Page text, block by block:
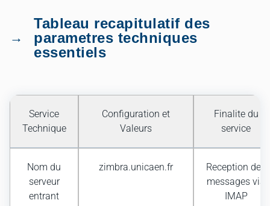
Tableau recapitulatif des
parametres techniques
essentiels
Service
Technique
Configuration et
Valeurs
Finalite du
service
Nom du
serveur
entrant
zimbra.unicaen.fr
Reception des
messages via
IMAP